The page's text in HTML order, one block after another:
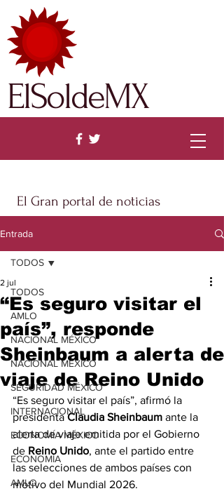
El Gran portal de noticias
ElSoldeMX
Entrada
TODOS
AMLO
NACIONAL MÉXICO
NACIONAL MÉXICO
SEGURIDAD MÉXICO
INTERNACIONAL
ECONOMÍA MÉXICO
ECONOMÍA
AMLO
TODOS
“Es seguro visitar el
país”, responde
Sheinbaum a alerta de
viaje de Reino Unido
2 jul
“Es seguro visitar el país”, afirmó la
presidenta Claudia Sheinbaum ante la
alerta de viaje emitida por el Gobierno
de Reino Unido, ante el partido entre
las selecciones de ambos países con
motivo del Mundial 2026.